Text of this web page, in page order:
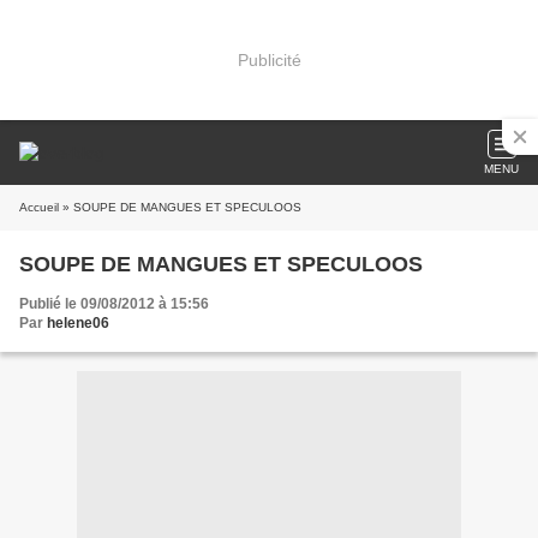
Publicité
MENU
Accueil » SOUPE DE MANGUES ET SPECULOOS
SOUPE DE MANGUES ET SPECULOOS
Publié le 09/08/2012 à 15:56
Par helene06